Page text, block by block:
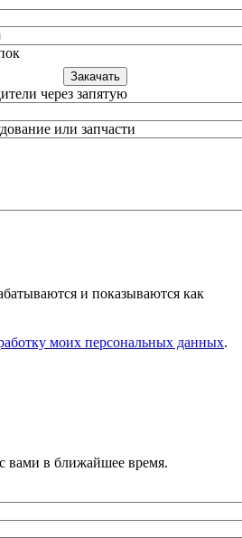
Закачать
через запятую
или запчасти
и показываются как
моих персональных данных.
вами в ближайшее время.